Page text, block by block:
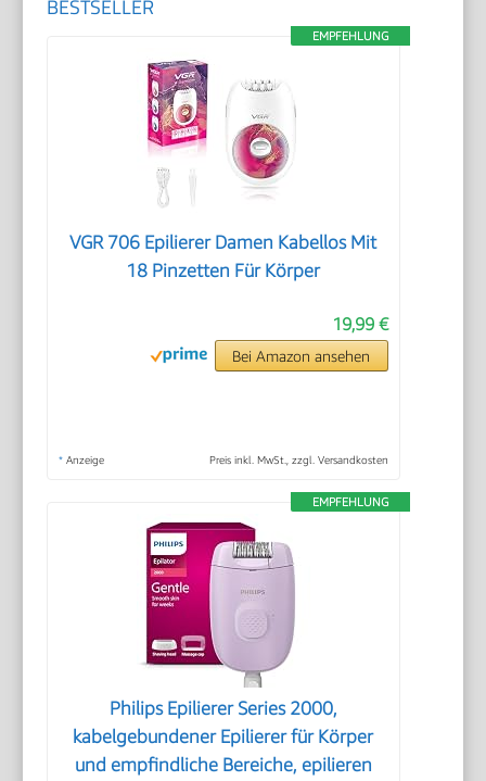
BESTSELLER
EMPFEHLUNG
VGR 706 Epilierer Damen Kabellos Mit
18 Pinzetten Für Körper
19,99 €
Bei Amazon ansehen
* Anzeige Preis inkl. MwSt., zzgl. Versandkosten
EMPFEHLUNG
Philips Epilierer Series 2000,
kabelgebundener Epilierer für Körper
und empfindliche Bereiche, epilieren